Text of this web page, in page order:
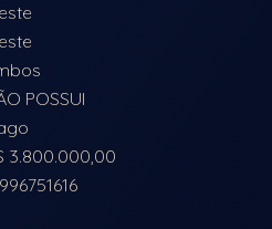
POSSUI
3.800.000,00